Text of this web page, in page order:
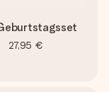
27,95 €